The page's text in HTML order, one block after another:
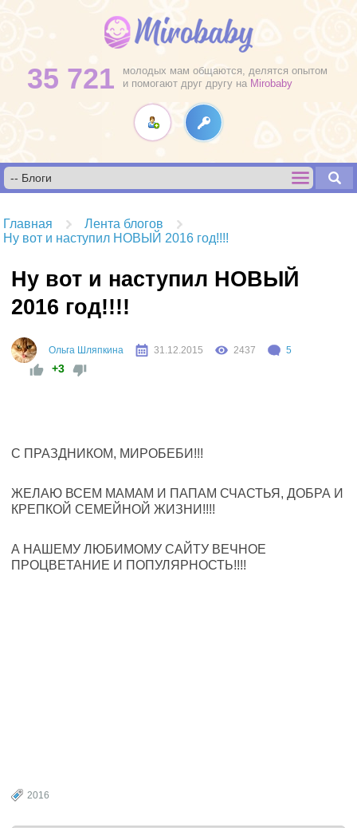
35 721
молодых мам общаются, делятся опытом
и помогают друг другу на Mirobaby
Главная
Лента блогов
Ну вот и наступил НОВЫЙ 2016 год!!!!
Ну вот и наступил НОВЫЙ
2016 год!!!!
Ольга Шляпкина 31.12.2015 2437 5
+3
С ПРАЗДНИКОМ, МИРОБЕБИ!!!
ЖЕЛАЮ ВСЕМ МАМАМ И ПАПАМ СЧАСТЬЯ, ДОБРА И
КРЕПКОЙ СЕМЕЙНОЙ ЖИЗНИ!!!!
А НАШЕМУ ЛЮБИМОМУ САЙТУ ВЕЧНОЕ
ПРОЦВЕТАНИЕ И ПОПУЛЯРНОСТЬ!!!!
2016